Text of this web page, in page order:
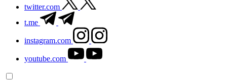
twitter.com
t.me
instagram.com
youtube.com